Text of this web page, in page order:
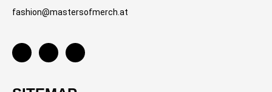
fashion@mastersofmerch.at